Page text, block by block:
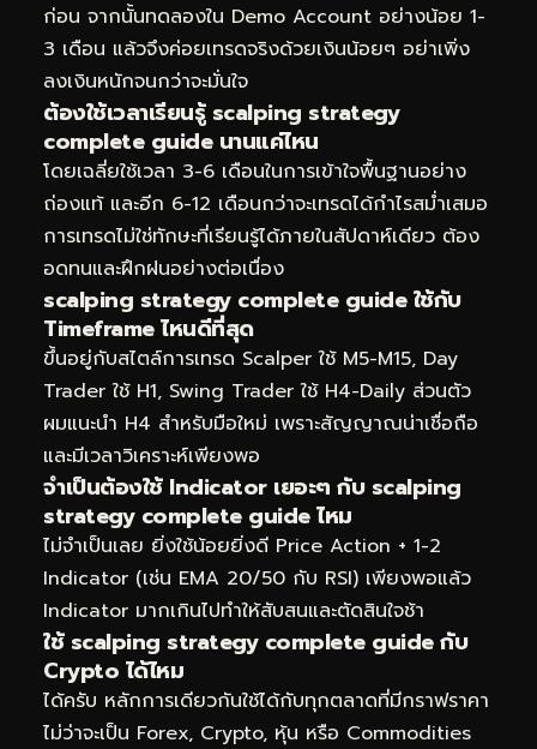
ก่อน จากนั้นทดลองใน Demo Account อย่างน้อย 1-
3 เดือน แล้วจึงค่อยเทรดจริงด้วยเงินน้อยๆ อย่าเพิ่ง
ลงเงินหนักจนกว่าจะมั่นใจ
ต้องใช้เวลาเรียนรู้ scalping strategy
complete guide นานแค่ไหน
โดยเฉลี่ยใช้เวลา 3-6 เดือนในการเข้าใจพื้นฐานอย่าง
ถ่องแท้ และอีก 6-12 เดือนกว่าจะเทรดได้กำไรสม่ำเสมอ
การเทรดไม่ใช่ทักษะที่เรียนรู้ได้ภายในสัปดาห์เดียว ต้อง
อดทนและฝึกฝนอย่างต่อเนื่อง
scalping strategy complete guide ใช้กับ
Timeframe ไหนดีที่สุด
ขึ้นอยู่กับสไตล์การเทรด Scalper ใช้ M5-M15, Day
Trader ใช้ H1, Swing Trader ใช้ H4-Daily ส่วนตัว
ผมแนะนำ H4 สำหรับมือใหม่ เพราะสัญญาณน่าเชื่อถือ
และมีเวลาวิเคราะห์เพียงพอ
จำเป็นต้องใช้ Indicator เยอะๆ กับ scalping
strategy complete guide ไหม
ไม่จำเป็นเลย ยิ่งใช้น้อยยิ่งดี Price Action + 1-2
Indicator (เช่น EMA 20/50 กับ RSI) เพียงพอแล้ว
Indicator มากเกินไปทำให้สับสนและตัดสินใจช้า
ใช้ scalping strategy complete guide กับ
Crypto ได้ไหม
ได้ครับ หลักการเดียวกันใช้ได้กับทุกตลาดที่มีกราฟราคา
ไม่ว่าจะเป็น Forex, Crypto, หุ้น หรือ Commodities